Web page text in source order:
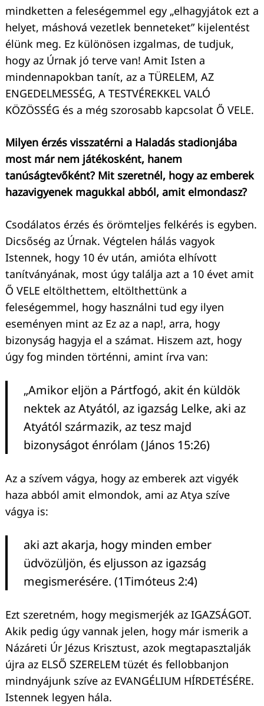
mindketten a feleségemmel egy „elhagyjátok ezt a
helyet, máshová vezetlek benneteket” kijelentést
élünk meg. Ez különösen izgalmas, de tudjuk,
hogy az Úrnak jó terve van! Amit Isten a
mindennapokban tanít, az a TÜRELEM, AZ
ENGEDELMESSÉG, A TESTVÉREKKEL VALÓ
KÖZÖSSÉG és a még szorosabb kapcsolat Ő VELE.
Milyen érzés visszatérni a Haladás stadionjába
most már nem játékosként, hanem
tanúságtevőként? Mit szeretnél, hogy az emberek
hazavigyenek magukkal abból, amit elmondasz?
Csodálatos érzés és örömteljes felkérés is egyben.
Dicsőség az Úrnak. Végtelen hálás vagyok
Istennek, hogy 10 év után, amióta elhívott
tanítványának, most úgy találja azt a 10 évet amit
Ő VELE eltölthettem, eltölthettünk a
feleségemmel, hogy használni tud egy ilyen
eseményen mint az Ez az a nap!, arra, hogy
bizonyság hagyja el a számat. Hiszem azt, hogy
úgy fog minden történni, amint írva van:
„Amikor eljön a Pártfogó, akit én küldök
nektek az Atyától, az igazság Lelke, aki az
Atyától származik, az tesz majd
bizonyságot énrólam (János 15:26)
Az a szívem vágya, hogy az emberek azt vigyék
haza abból amit elmondok, ami az Atya szíve
vágya is:
aki azt akarja, hogy minden ember
üdvözüljön, és eljusson az igazság
megismerésére. (1Timóteus 2:4)
Ezt szeretném, hogy megismerjék az IGAZSÁGOT.
Akik pedig úgy vannak jelen, hogy már ismerik a
Názáreti Úr Jézus Krisztust, azok megtapasztalják
újra az ELSŐ SZERELEM tüzét és fellobbanjon
mindnyájunk szíve az EVANGÉLIUM HÍRDETÉSÉRE.
Istennek legyen hála.